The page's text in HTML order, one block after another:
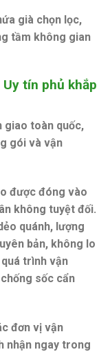
già chọn lọc,
tầm không gian
tín phủ khắp
giao toàn quốc,
gói và vận
được đóng vào
không tuyệt đối.
quánh, lượng
bản, không lo
trình vận
sốc cẩn
đơn vị vận
nhận ngay trong